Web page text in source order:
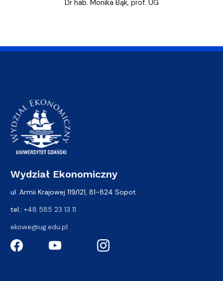
Dr hab. Monika Bąk, prof. UG
Wydział Ekonomiczny
ul. Armii Krajowej 119/121, 81-824 Sopot
tel.: +48 585 23 13 11
ekowe@ug.edu.pl